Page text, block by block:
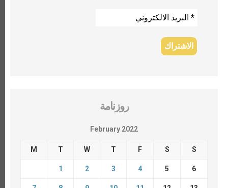
روزنامة
February 2022
M T W T F S S
1 2 3 4 5 6